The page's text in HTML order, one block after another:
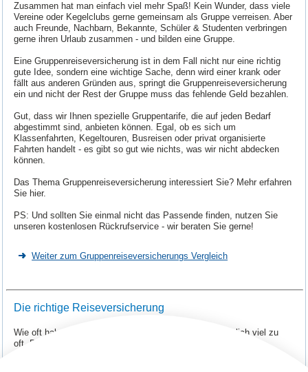
Zusammen hat man einfach viel mehr Spaß! Kein Wunder, dass viele
Vereine oder Kegelclubs gerne gemeinsam als Gruppe verreisen. Aber
auch Freunde, Nachbarn, Bekannte, Schüler & Studenten verbringen
gerne ihren Urlaub zusammen - und bilden eine Gruppe.
Eine Gruppenreiseversicherung ist in dem Fall nicht nur eine richtig
gute Idee, sondern eine wichtige Sache, denn wird einer krank oder
fällt aus anderen Gründen aus, springt die Gruppenreiseversicherung
ein und nicht der Rest der Gruppe muss das fehlende Geld bezahlen.
Gut, dass wir Ihnen spezielle Gruppentarife, die auf jeden Bedarf
abgestimmt sind, anbieten können. Egal, ob es sich um
Klassenfahrten, Kegeltouren, Busreisen oder privat organisierte
Fahrten handelt - es gibt so gut wie nichts, was wir nicht abdecken
können.
Das Thema Gruppenreiseversicherung interessiert Sie? Mehr erfahren
Sie hier.
PS: Und sollten Sie einmal nicht das Passende finden, nutzen Sie
unseren kostenlosen Rückrufservice - wir beraten Sie gerne!
Weiter zum Gruppenreiseversicherungs Vergleich
Die richtige Reiseversicherung
Wie oft haben Sie „sorglos reisen“ schon gehört? Sicherlich viel zu
oft. Darum machen wir nicht viele Worte, sondern lassen